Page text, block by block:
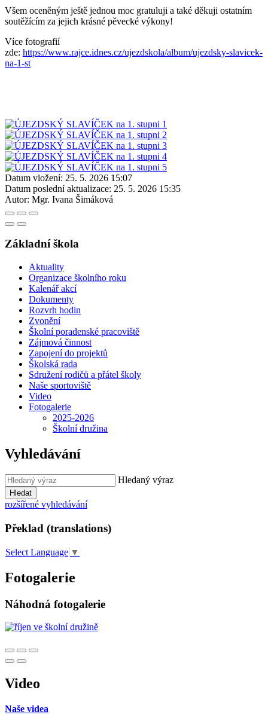
Všem oceněným ještě jednou moc gratuluji a také děkuji ostatním
soutěžícím za jejich krásné pěvecké výkony!
Více fotografií
zde: https://www.rajce.idnes.cz/ujezdskola/album/ujezdsky-slavicek-
na-1-st
Datum vložení: 25. 5. 2026 15:07
Datum poslední aktualizace: 25. 5. 2026 15:35
Autor: Mgr. Ivana Šimáková
Základní škola
Aktuality
Organizace školního roku
Kalenář akcí
Dokumenty
Rozvrh hodin
Zvonění
Školní poradenské pracoviště
Zájmová činnost
Zapojení do projektů
Školská rada
Sdružení rodičů a přátel školy
Naše sportoviště
Video
Fotogalerie
2025-2026
Školní družina
Vyhledávání
Hledaný výraz
Hledat
rozšířené vyhledávání
Překlad (translations)
Select Language ▼
Fotogalerie
Náhodná fotogalerie
Video
Naše videa